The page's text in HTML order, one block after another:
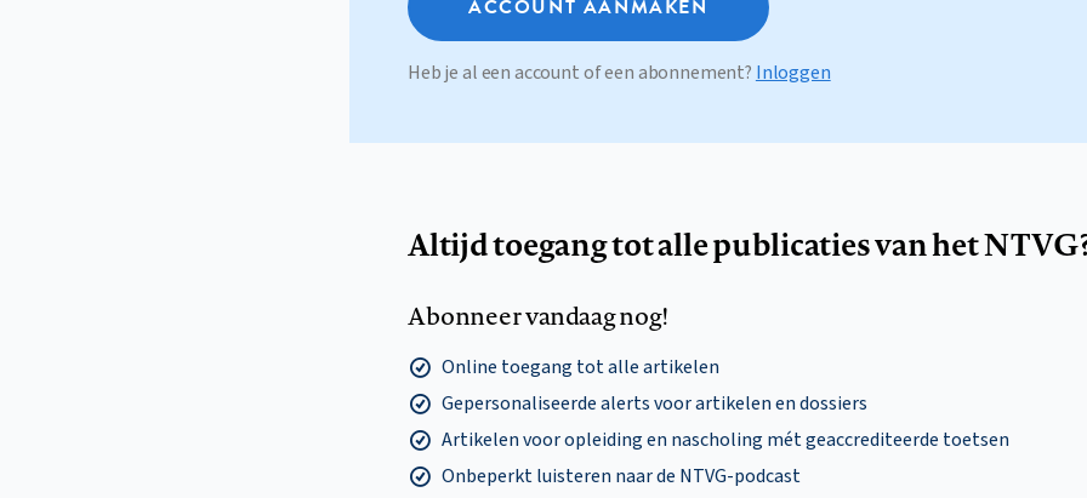
ACCOUNT AANMAKEN
Heb je al een account of een abonnement? Inloggen
Altijd toegang tot alle publicaties van het
Abonneer vandaag nog!
Online toegang tot alle artikelen
Gepersonaliseerde alerts voor artikelen en dossiers
Artikelen voor opleiding en nascholing mét geaccrediteerde toetsen
Onbeperkt luisteren naar de NTVG-podcast